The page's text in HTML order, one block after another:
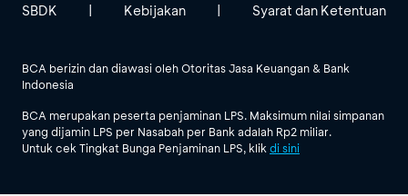
Lihat Semua Media Sosial
BCA berizin dan diawasi oleh Otoritas Jasa Keuangan & Bank
Indonesia
BCA merupakan peserta penjaminan LPS. Maksimum nilai simpanan
yang dijamin LPS per Nasabah per Bank adalah Rp2 miliar.
Untuk cek Tingkat Bunga Penjaminan LPS, klik di sini
SBDK | Kebijakan | Syarat dan Ketentuan